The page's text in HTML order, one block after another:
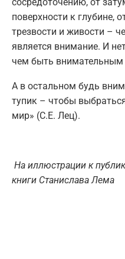
поверхности к глубине,
трезвости и живости –
является внимание. И
чем быть внимательным
А в остальном будь
тупик – чтобы
мир» (С.Е. Лец).
На иллюстрации к
книги Станислава Лема